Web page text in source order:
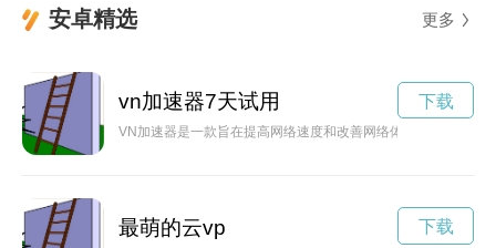
安卓精选 更多
vn加速器7天试用
VN加速器是一款旨在提高网络速度和改善网络体验的工具，特
下载
最萌的云vp 下载